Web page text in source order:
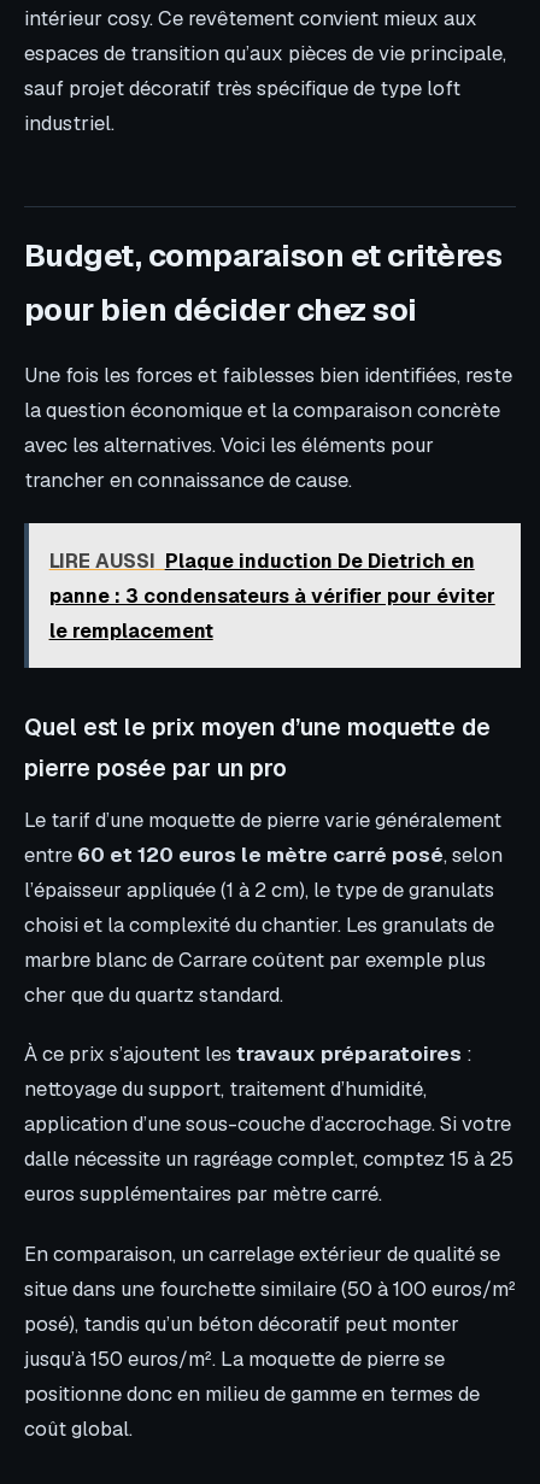
intérieur cosy. Ce revêtement convient mieux aux
espaces de transition qu’aux pièces de vie principale,
sauf projet décoratif très spécifique de type loft
industriel.
Budget, comparaison et critères
pour bien décider chez soi
Une fois les forces et faiblesses bien identifiées, reste
la question économique et la comparaison concrète
avec les alternatives. Voici les éléments pour
trancher en connaissance de cause.
LIRE AUSSI Plaque induction De Dietrich en
panne : 3 condensateurs à vérifier pour éviter
le remplacement
Quel est le prix moyen d’une moquette de
pierre posée par un pro
Le tarif d’une moquette de pierre varie généralement
entre 60 et 120 euros le mètre carré posé, selon
l’épaisseur appliquée (1 à 2 cm), le type de granulats
choisi et la complexité du chantier. Les granulats de
marbre blanc de Carrare coûtent par exemple plus
cher que du quartz standard.
À ce prix s’ajoutent les travaux préparatoires :
nettoyage du support, traitement d’humidité,
application d’une sous-couche d’accrochage. Si votre
dalle nécessite un ragréage complet, comptez 15 à 25
euros supplémentaires par mètre carré.
En comparaison, un carrelage extérieur de qualité se
situe dans une fourchette similaire (50 à 100 euros/m²
posé), tandis qu’un béton décoratif peut monter
jusqu’à 150 euros/m². La moquette de pierre se
positionne donc en milieu de gamme en termes de
coût global.